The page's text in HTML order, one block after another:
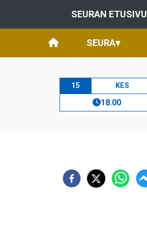
SEURAN ETUSIVU
SEURA▾
15 KES
18.00